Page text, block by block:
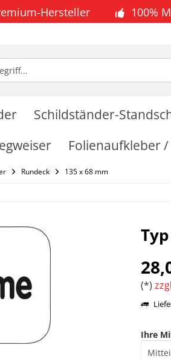
Hersteller 100%
Schildständer-
Folienaufkleber
Rundeck 135 x 68 mm
(*)
Ihre